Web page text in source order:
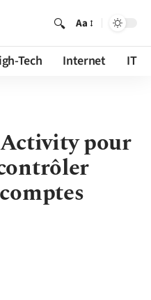
Aa
Tech Internet IT
pour